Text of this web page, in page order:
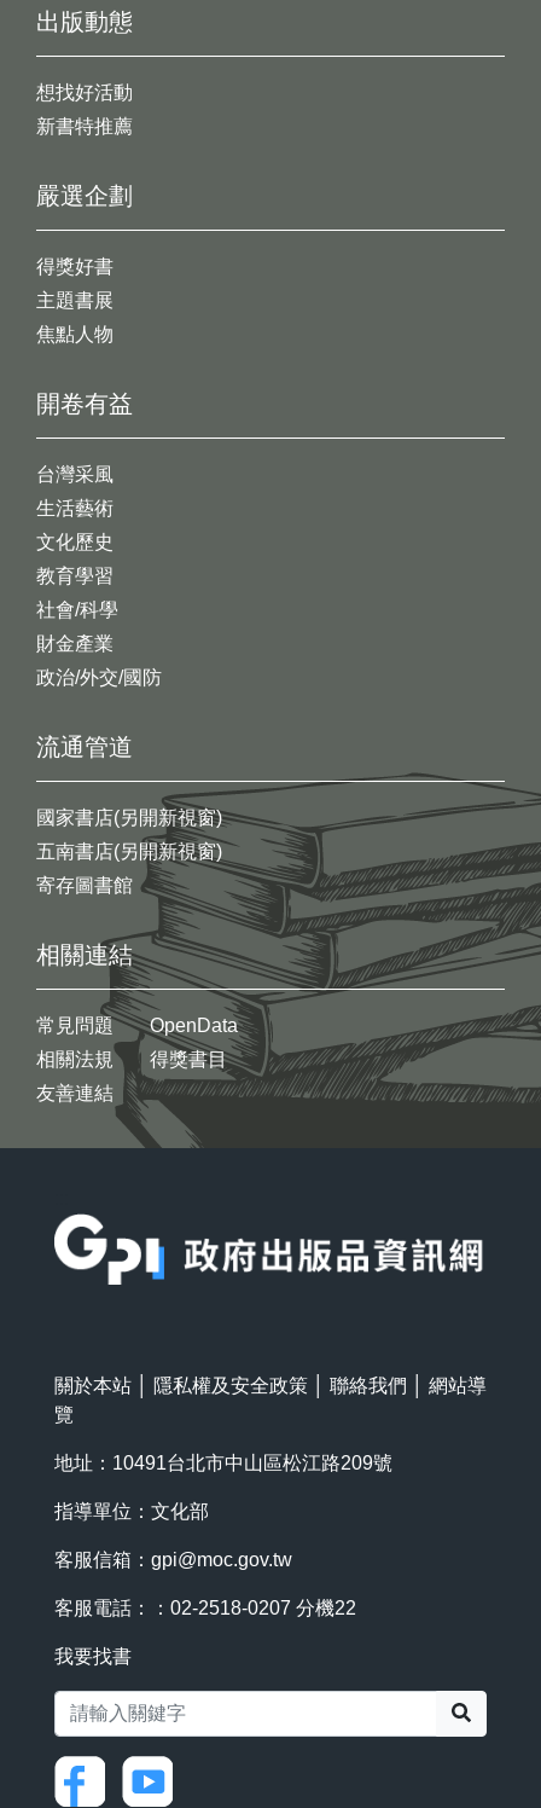
出版動態
想找好活動
新書特推薦
開卷有益
台灣采風
生活藝術
文化歷史
教育學習
社會/科學
財金產業
政治/外交/國防
嚴選企劃
得獎好書
主題書展
焦點人物
流通管道
國家書店(另開新視窗)
五南書店(另開新視窗)
寄存圖書館
相關連結
常見問題
相關法規
友善連結
OpenData
得獎書目
關於本站 隱私權及安全政策 聯絡我們
網站導
覽
地址：10491台北市中山區松江路209號
指導單位：文化部
客服信箱： gpi@moc.gov.tw
客服電話：：02-2518-0207 分機22
我要找書